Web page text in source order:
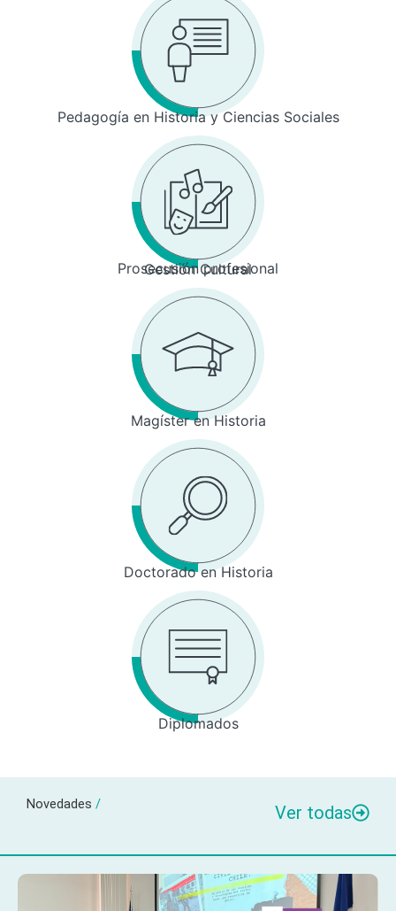
Pedagogía en Historia y Ciencias Sociales
Prosecusión profesional
Gestión Cultural
Magíster en Historia
Doctorado en Historia
Diplomados
Novedades / Ver todas